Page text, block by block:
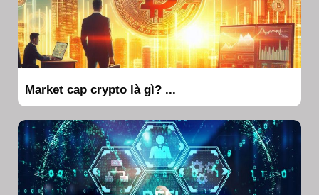
Market cap crypto là gì? ...